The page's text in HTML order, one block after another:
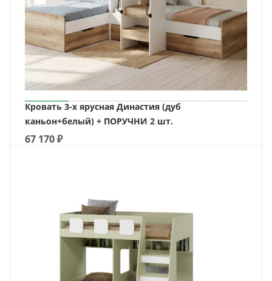
Кровать 3-х ярусная Династия (дуб
каньон+белый) + ПОРУЧНИ 2 шт.
67 170₽